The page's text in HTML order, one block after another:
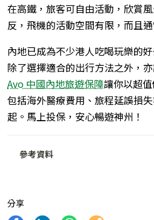
在高鐵，旅客可自由活動，欣賞
反，飛機的活動空間有限，而且
內地已成為不少港人吃喝玩樂的
除了選擇適合的出行方法之外，
Avo 中國內地旅遊保障讓你以超
包括海‍外醫療費‍用、旅程延誤損
起。馬上投保，安心暢遊神州！
參考資料
分享